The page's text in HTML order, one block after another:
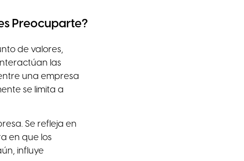
Preocuparte?
de valores,
las
una empresa
se limita a
Se refleja en
en que los
influye